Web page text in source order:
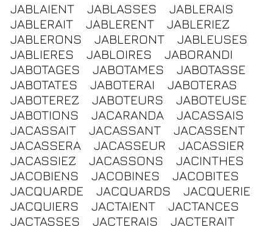
JABLAIENT JABLASSES
JABLERAIS
JABLERAIT
JABLERENT
JABLERIEZ
JABLERONS
JABLERONT
JABLEUSES
JABLIERES
JABLOIRES
JABORANDI
JABOTAGES
JABOTAMES
JABOTASSE
JABOTATES
JABOTERAI
JABOTERAS
JABOTEREZ
JABOTEURS
JABOTEUSE
JABOTIONS
JACARANDA
JACASSAIS
JACASSAIT
JACASSANT
JACASSENT
JACASSERA
JACASSEUR
JACASSIER
JACASSIEZ
JACASSONS
JACINTHES
JACOBIENS
JACOBINES
JACOBITES
JACQUARDE
JACQUARDS
JACQUERIE
JACQUIERS
JACTAIENT
JACTANCES
JACTASSES
JACTERAIS
JACTERAIT